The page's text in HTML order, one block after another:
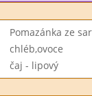
Pomazánka ze
chléb,ovoce
čaj - lipový